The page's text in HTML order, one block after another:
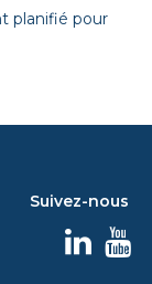
planifié pour
Suivez-nous